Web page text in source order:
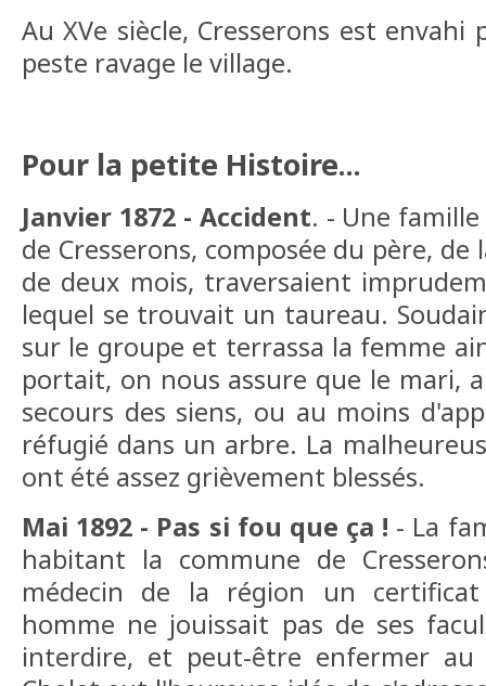
Au XVe siècle, Cresserons est envahi
peste ravage le village.
Pour la petite Histoire...
Janvier 1872 - Accident. - Une
de Cresserons, composée du père,
de deux mois, traversaient
lequel se trouvait un taureau.
sur le groupe et terrassa la femme
portait, on nous assure que le mari,
secours des siens, ou au moins
réfugié dans un arbre. La
ont été assez grièvement blessés.
Mai 1892 - Pas si fou que ça ! - La
habitant la commune de
médecin de la région un
homme ne jouissait pas de ses
interdire, et peut-être enfermer au